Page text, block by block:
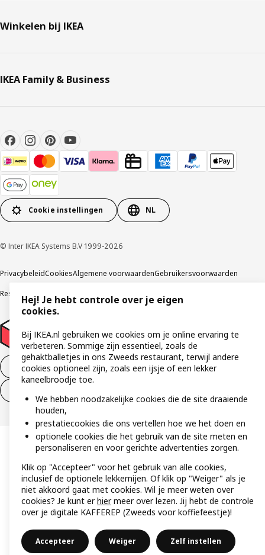
Winkelen bij IKEA
IKEA Family & Business
Cookie instellingen NL
© Inter IKEA Systems B.V 1999-2026
PrivacybeleidCookiesAlgemene voorwaardenGebruikersvoorwaarden
Responsible Disclosure Program
Aankoop product ontbinden
Hej! Je hebt controle over je eigen
cookies.
Bij IKEA.nl gebruiken we cookies om je online ervaring te
verbeteren. Sommige zijn essentieel, zoals de
gehaktballetjes in ons Zweeds restaurant, terwijl andere
cookies optioneel zijn, zoals een ijsje of een lekker
kaneelbroodje toe.
We hebben noodzakelijke cookies die de site draaiende
houden,
prestatiecookies die ons vertellen hoe we het doen en
optionele cookies die het gebruik van de site meten en
personaliseren en voor gerichte advertenties zorgen.
Klik op "Accepteer" voor het gebruik van alle cookies,
inclusief de optionele lekkernijen. Of klik op "Weiger" als je
niet akkoord gaat met cookies. Wil je meer weten over
cookies? Je kunt erhiermeer over lezen. Jij hebt de controle
over je digitale KAFFEREP (Zweeds voor koffiefeestje)!
Accepteer Weiger Zelf instellen